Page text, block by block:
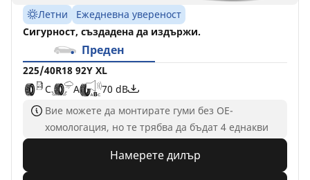
Летни
Ежедневна увереност
Сигурност, създадена да издържи.
Преден
225/40R18 92Y XL
C
A
70 dB
Вие можете да монтирате гуми без ОЕ-
хомологация, но те трябва да бъдат 4 еднакви
Намерете дилър